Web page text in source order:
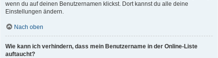
wenn du auf deinen Benutzernamen klickst. Dort kannst du alle deine
Einstellungen ändern.
Nach oben
Wie kann ich verhindern, dass mein Benutzername in der Online-Liste
auftaucht?